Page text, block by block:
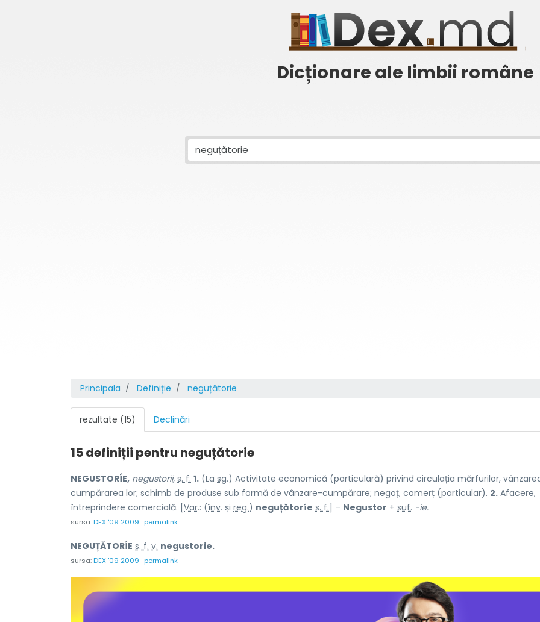
Dicționare ale limbii române
Principala Definiție neguțătorie
rezultate (15) Declinări
15 definiții pentru neguțătorie
NEGUSTORÍE, negustorii, s. f. 1. (La sg.) Activitate economică (particulară) privind circulația mărfurilor,
cumpărarea lor; schimb de produse sub formă de vânzare-cumpărare; negoț, comerț (particular). 2. Afacere,
întreprindere comercială. [ Var.: (înv. și reg.) neguțătoríe s. f. ] – Negustor + suf. -ie.
sursa:DEX '09 2009 permalink
NEGUȚĂTORÍE s. f. v. negustorie.
sursa:DEX '09 2009 permalink